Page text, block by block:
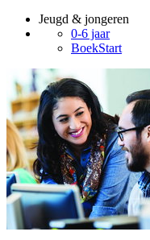
Jeugd & jongeren
0-6 jaar
BoekStart